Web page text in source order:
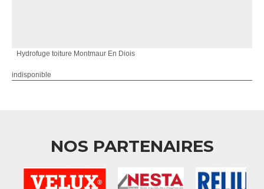
Hydrofuge toiture Montmaur En Diois
indisponible
NOS PARTENAIRES